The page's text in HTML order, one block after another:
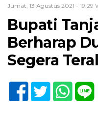
Jumat, 13 Agustus 2021 - 19:29
Bupati
Berharap
Segera